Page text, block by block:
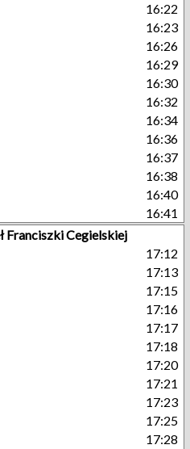
16:22
16:23
16:26
16:29
16:30
16:32
16:34
16:36
16:37
16:38
16:40
16:41
Franciszki Cegielskiej
17:12
17:13
17:15
17:16
17:17
17:18
17:20
17:21
17:23
17:25
17:28